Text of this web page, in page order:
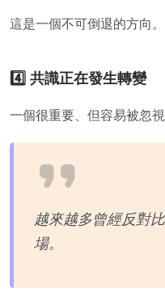
這是一個不可倒退的方向。
4️⃣ 共識正在發生轉變
一個很重要、但容易被忽視
越來越多曾經反對
場。